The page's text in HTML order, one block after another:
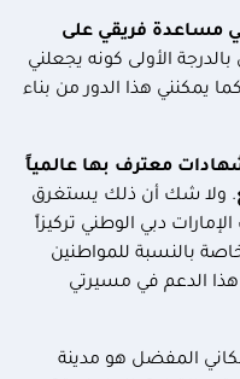
مساعدة فريقي على
الأولى كونه يجعلني
يمكنني هذا الدور من بناء
عام واحد فقط، حصلت على 3 شهادات معترف بها عالمياً
. ولا شك أن ذلك يستغرق
دبي الوطني تركيزاً
بالنسبة للمواطنين
الدعم في مسيرتي
المفضل هو مدينة